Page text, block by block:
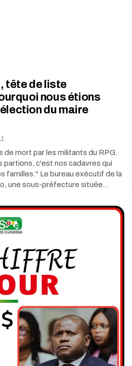
tête de liste
nous étions
du maire
de mort par les militants du RPG.
partions, c'est nos cadavres qui
familles.'' Le bureau exécutif de la
une sous-préfecture située…